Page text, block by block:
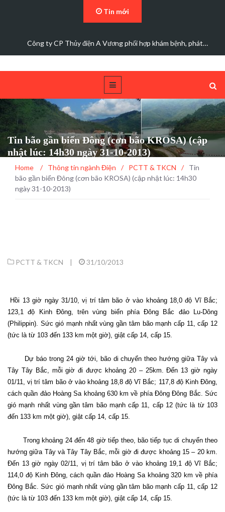
Tin mới
Đảng bộ Công ty Cổ phần Thủy điện A Vương sơ kết…
Tin bão gần biển Đông (cơn bão KROSA) (cập
nhật lúc: 14h30 ngày 31-10-2013)
Home / Thông tin ngành Điện / PCTT & TKCN /
Tin
bão gần biển Đông (cơn bão KROSA) (cập nhật lúc: 14h30
ngày 31-10-2013)
PCTT & TKCN | 31/10/2013
Hồi 13 giờ ngày 31/10, vị trí tâm bão ở vào khoảng 18,0 độ Vĩ Bắc;
123,1 độ Kinh Đông, trên vùng biển phía Đông Bắc đảo Lu-Dông
(Philippin). Sức gió mạnh nhất vùng gần tâm bão mạnh cấp 11, cấp 12
(tức là từ 103 đến 133 km một giờ), giật cấp 14, cấp 15.
Dự báo trong 24 giờ tới, bão di chuyển theo hướng giữa Tây và
Tây Tây Bắc, mỗi giờ đi được khoảng 20 – 25km. Đến 13 giờ ngày
01/11, vị trí tâm bão ở vào khoảng 18,8 độ Vĩ Bắc; 117,8 độ Kinh Đông,
cách quần đảo Hoàng Sa khoảng 630 km về phía Đông Đông Bắc. Sức
gió mạnh nhất vùng gần tâm bão mạnh cấp 11, cấp 12 (tức là từ 103
đến 133 km một giờ), giật cấp 14, cấp 15.
Trong khoảng 24 đến 48 giờ tiếp theo, bão tiếp tục di chuyển theo
hướng giữa Tây và Tây Tây Bắc, mỗi giờ đi được khoảng 15 – 20 km.
Đến 13 giờ ngày 02/11, vị trí tâm bão ở vào khoảng 19,1 độ Vĩ Bắc;
114,0 độ Kinh Đông, cách quần đảo Hoàng Sa khoảng 320 km về phía
Đông Bắc. Sức gió mạnh nhất vùng gần tâm bão mạnh cấp 11, cấp 12
(tức là từ 103 đến 133 km một giờ), giật cấp 14, cấp 15.